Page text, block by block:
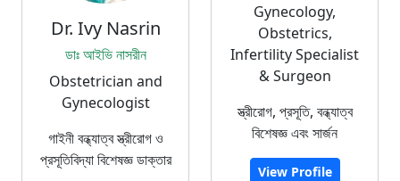
Dr. Ivy Nasrin
ডাঃ আইভি নাসরীন
Obstetrician and
Gynecologist
গাইনী বন্ধ্যাত্ব স্ত্রীরোগ ও
প্রসূতিবিদ্যা বিশেষজ্ঞ ডাক্তার
Gynecology,
Obstetrics,
Infertility Specialist
& Surgeon
স্ত্রীরোগ, প্রসূতি, বন্ধ্যাত্ব
বিশেষজ্ঞ এবং সার্জন
View Profile